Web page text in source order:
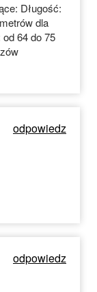
Długość:
dla
64 do 75
odpowiedz
odpowiedz